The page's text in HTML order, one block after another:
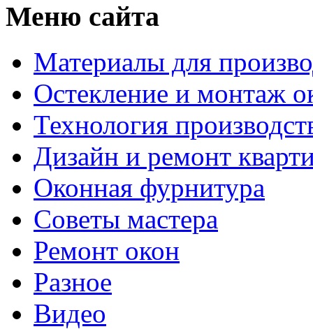
Меню сайта
Материалы для
Остекление и монтаж
Технология
Дизайн и ремонт
Оконная фурнитура
Советы мастера
Ремонт окон
Разное
Видео